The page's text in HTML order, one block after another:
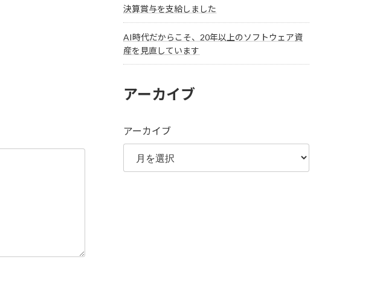
決算賞与を支給しました
AI時代だからこそ、20年以上のソフトウェア資
産を見直しています
アーカイブ
アーカイブ